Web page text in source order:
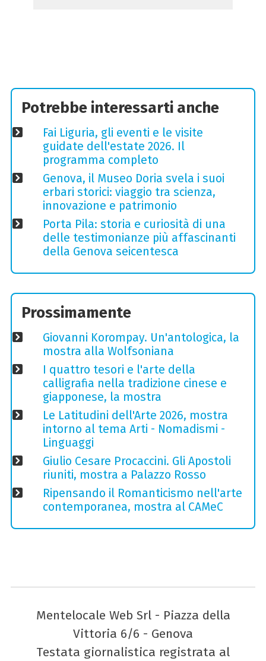
Potrebbe interessarti anche
Fai Liguria, gli eventi e le visite
guidate dell'estate 2026. Il
programma completo
Genova, il Museo Doria svela i suoi
erbari storici: viaggio tra scienza,
innovazione e patrimonio
Porta Pila: storia e curiosità di una
delle testimonianze più affascinanti
della Genova seicentesca
Prossimamente
Giovanni Korompay. Un'antologica, la
mostra alla Wolfsoniana
I quattro tesori e l'arte della
calligrafia nella tradizione cinese e
giapponese, la mostra
Le Latitudini dell'Arte 2026, mostra
intorno al tema Arti - Nomadismi -
Linguaggi
Giulio Cesare Procaccini. Gli Apostoli
riuniti, mostra a Palazzo Rosso
Ripensando il Romanticismo nell'arte
contemporanea, mostra al CAMeC
Mentelocale Web Srl - Piazza della
Vittoria 6/6 - Genova
Testata giornalistica registrata al